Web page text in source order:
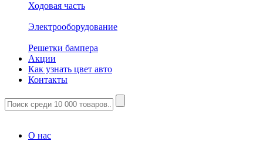
Ходовая часть
Электрооборудование
Решетки бампера
Акции
Как узнать цвет авто
Контакты
О нас